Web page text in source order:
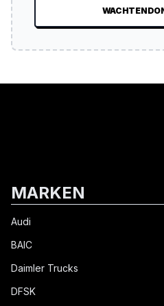
MARKEN
Audi
BAIC
Daimler Trucks
DFSK